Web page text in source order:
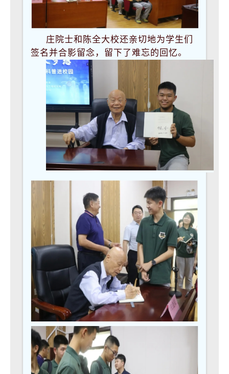
庄院士和陈全大校还亲切地为学生们
签名并合影留念，留下了难忘的回忆。